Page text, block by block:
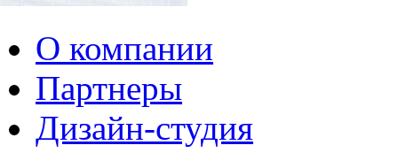
О компании
Партнеры
Дизайн-студия